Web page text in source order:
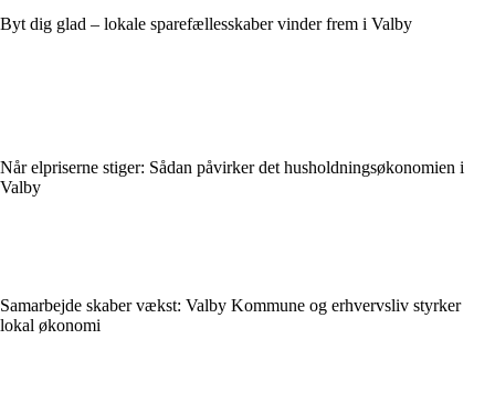
Byt dig glad – lokale sparefællesskaber vinder frem i Valby
Når elpriserne stiger: Sådan påvirker det husholdningsøkonomien i
Valby
Samarbejde skaber vækst: Valby Kommune og erhvervsliv styrker
lokal økonomi